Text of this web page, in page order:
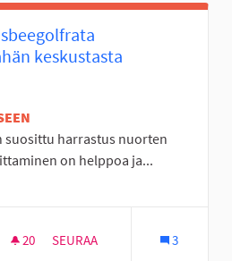
keskustasta
suosittu harrastus nuorten
on helppoa ja...
Itäinen Seinäjoki
20 20 SEURAAJAA
SEURAA 3